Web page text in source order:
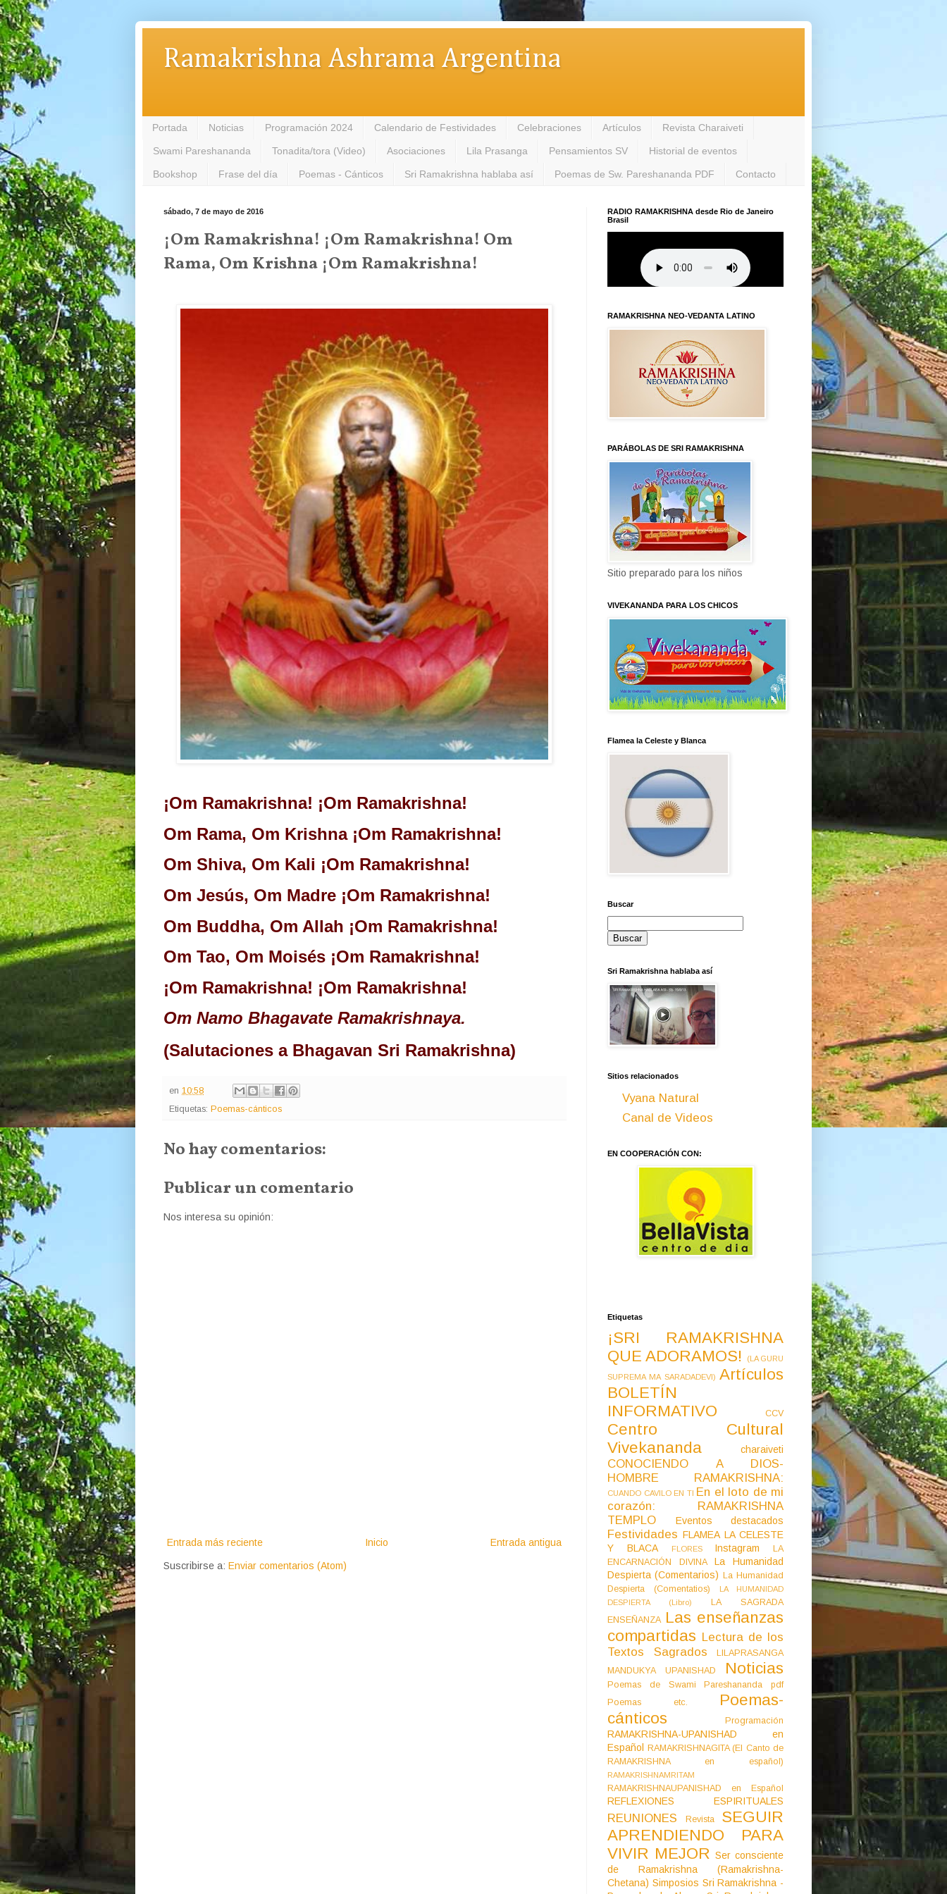
Ramakrishna Ashrama Argentina
Portada Noticias Programación 2024 Calendario de Festividades Celebraciones Artículos Revista Charaiveti
Swami Pareshananda Tonadita/tora (Video) Asociaciones Lila Prasanga Pensamientos SV Historial de eventos
Bookshop Frase del día Poemas - Cánticos Sri Ramakrishna hablaba así Poemas de Sw. Pareshananda PDF Contacto
sábado, 7 de mayo de 2016
¡Om Ramakrishna! ¡Om Ramakrishna! Om
Rama, Om Krishna ¡Om Ramakrishna!
¡Om Ramakrishna! ¡Om Ramakrishna!
Om Rama, Om Krishna ¡Om Ramakrishna!
Om Shiva, Om Kali ¡Om Ramakrishna!
Om Jesús, Om Madre ¡Om Ramakrishna!
Om Buddha, Om Allah ¡Om Ramakrishna!
Om Tao, Om Moisés ¡Om Ramakrishna!
¡Om Ramakrishna! ¡Om Ramakrishna!
Om Namo Bhagavate Ramakrishnaya.
(Salutaciones a Bhagavan Sri Ramakrishna)
en 10:58
Etiquetas: Poemas-cánticos
No hay comentarios:
Publicar un comentario
Nos interesa su opinión:
Entrada más reciente Entrada antigua
Inicio
Suscribirse a: Enviar comentarios (Atom)
RADIO RAMAKRISHNA desde Rio de Janeiro
Brasil
RAMAKRISHNA NEO-VEDANTA LATINO
PARÁBOLAS DE SRI RAMAKRISHNA
Sitio preparado para los niños
VIVEKANANDA PARA LOS CHICOS
Flamea la Celeste y Blanca
Buscar
Sri Ramakrishna hablaba así
Sitios relacionados
Vyana Natural
Canal de Videos
EN COOPERACIÓN CON:
Etiquetas
¡SRI RAMAKRISHNA
QUE ADORAMOS!
(LA GURU
SUPREMA MA SARADADEVI) Artículos
BOLETÍN
INFORMATIVO
CCV
Centro Cultural
Vivekananda
charaiveti
CONOCIENDO A DIOS-
HOMBRE RAMAKRISHNA:
CUANDO CAVILO EN TI En el loto de mi
corazón: RAMAKRISHNA
TEMPLO
Eventos destacados
Festividades FLAMEA LA CELESTE
Y BLACA
FLORES Instagram
LA
ENCARNACIÓN DIVINA
La Humanidad
Despierta (Comentarios)
La Humanidad
Despierta (Comentatios)
LA HUMANIDAD
DESPIERTA (Libro)
LA SAGRADA
ENSEÑANZA Las enseñanzas
compartidas Lectura de los
Textos Sagrados
LILAPRASANGA
MANDUKYA UPANISHAD
Noticias
Poemas de Swami Pareshananda pdf
Poemas etc.
Poemas-
cánticos
Programación
RAMAKRISHNA-UPANISHAD en
Español
RAMAKRISHNAGITA (El Canto de
RAMAKRISHNA en español)
RAMAKRISHNAMRITAM
RAMAKRISHNAUPANISHAD en Español
REFLEXIONES ESPIRITUALES
REUNIONES Revista
SEGUIR
APRENDIENDO PARA
VIVIR MEJOR Ser consciente
de Ramakrishna (Ramakrishna-
Chetana) Simposios Sri Ramakrishna -